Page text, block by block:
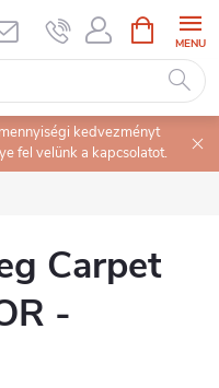
KOSÁR
kedvezményt
fel velünk a kapcsolatot.
Carpet
-